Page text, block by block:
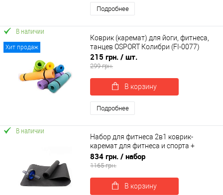
Подробнее
Хит продаж
В наличии
Коврик (каремат) для йоги, фитнеса,
танцев OSPORT Колибри (FI-0077)
215 грн. / шт.
299 грн.
В корзину
Подробнее
В наличии
Набор для фитнеса 2в1 коврик-
каремат для фитнеса и спорта +
колесо-ролик для пресса OSPORT Set
11 (n-0042)
834 грн. / набор
1165 грн.
В корзину